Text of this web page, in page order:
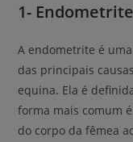
1- Endometrite
A endometrite é
das principais
equina. Ela é
forma mais comum
do corpo da fêmea